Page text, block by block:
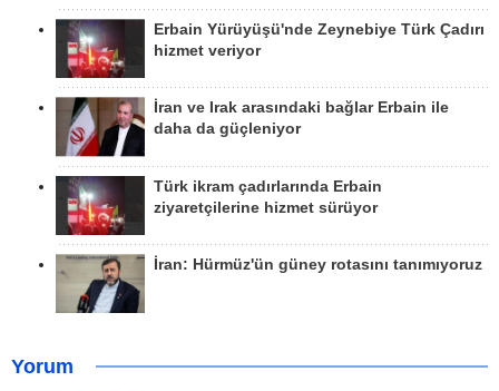
Erbain Yürüyüşü'nde Zeynebiye Türk Çadırı
hizmet veriyor
İran ve Irak arasındaki bağlar Erbain ile
daha da güçleniyor
Türk ikram çadırlarında Erbain
ziyaretçilerine hizmet sürüyor
İran: Hürmüz'ün güney rotasını tanımıyoruz
Yorum